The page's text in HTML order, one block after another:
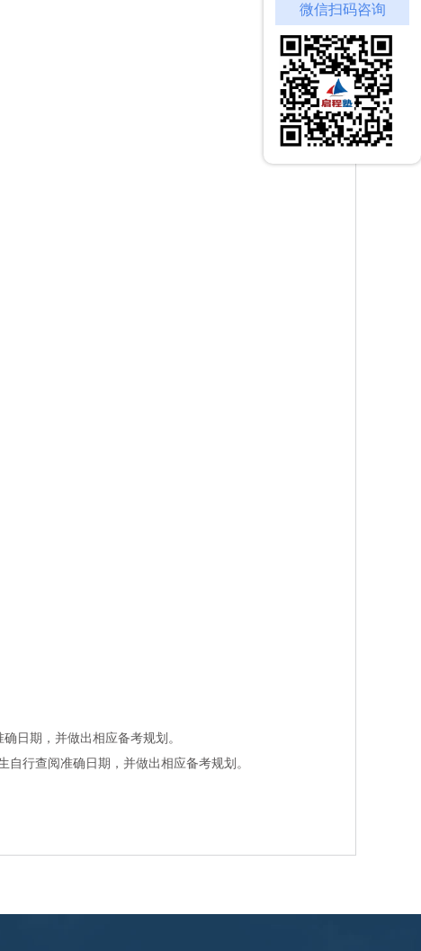
确日期，并做出相应备考规划。
自行查阅准确日期，并做出相 应备考规划。
微信扫码咨询